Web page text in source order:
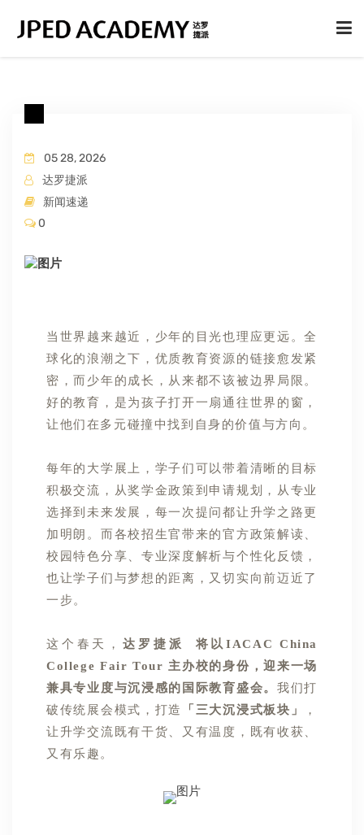
课程体系
校园生活
新闻速递
加入我们
联系我们
ENGLISH
05 28, 2026
达罗捷派
新闻速递
0
当世界越来越近，少年的目光也理应更远。全
球化的浪潮之下，优质教育资源的链接愈发紧
密，而少年的成长，从来都不该被边界局限。
好的教育，是为孩子打开一扇通往世界的窗，
让他们在多元碰撞中找到自身的价值与方向。
每年的大学展上，学子们可以带着清晰的目标
积极交流，从奖学金政策到申请规划，从专业
选择到未来发展，每一次提问都让升学之路更
加明朗。而各校招生官带来的官方政策解读、
校园特色分享、专业深度解析与个性化反馈，
也让学子们与梦想的距离，又切实向前迈近了
一步。
这个春天，达罗捷派
将以IACAC China
College Fair Tour 主办校的身份，迎来一场
兼具专业度与沉浸感的国际教育盛会。 我们打
破传统展会模式，打造
「三大沉浸式板块」
，
让升学交流既有干货、又有温度，既有收获、
又有乐趣。